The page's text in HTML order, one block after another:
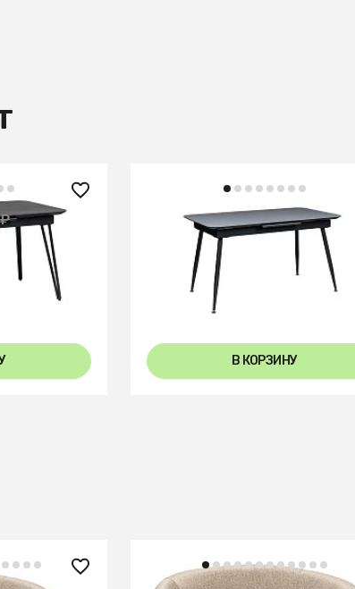
— 35%
140-180
Мрамор
22 850 ₽
Стол Месси 140-180 Automatic
Dark matte glass
В КОРЗИНУ